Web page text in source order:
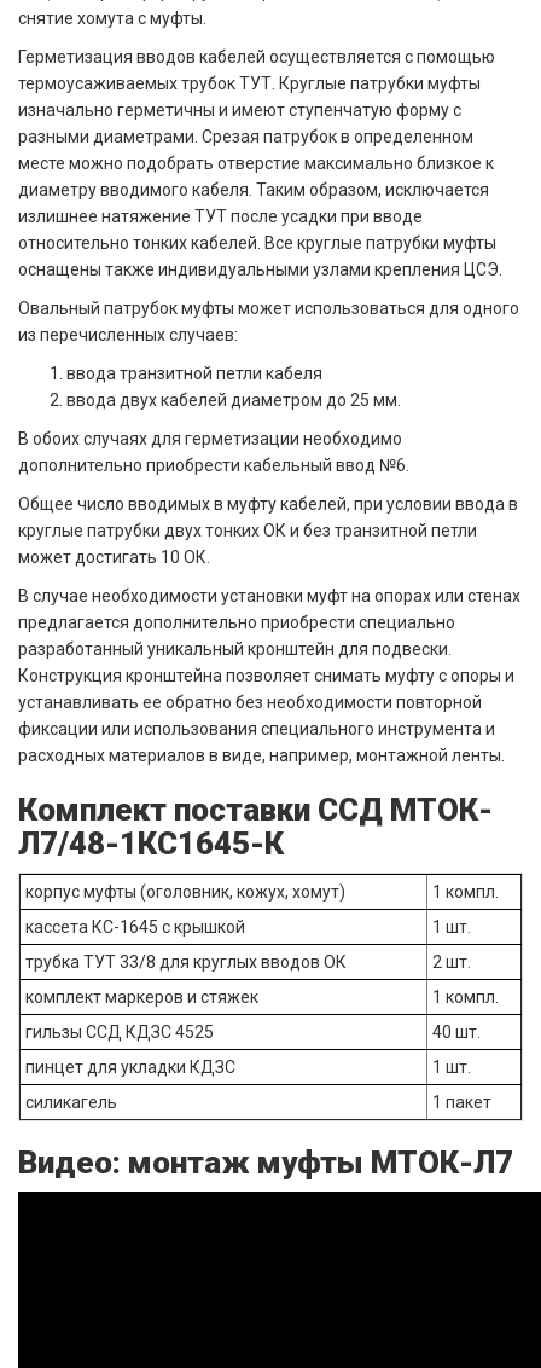
снятие хомута с муфты.
Герметизация вводов кабелей осуществляется с помощью
термоусаживаемых трубок ТУТ. Круглые патрубки муфты
изначально герметичны и имеют ступенчатую форму с
разными диаметрами. Срезая патрубок в определенном
месте можно подобрать отверстие максимально близкое к
диаметру вводимого кабеля. Таким образом, исключается
излишнее натяжение ТУТ после усадки при вводе
относительно тонких кабелей. Все круглые патрубки муфты
оснащены также индивидуальными узлами крепления ЦСЭ.
Овальный патрубок муфты может использоваться для одного
из перечисленных случаев:
ввода транзитной петли кабеля
ввода двух кабелей диаметром до 25 мм.
В обоих случаях для герметизации необходимо
дополнительно приобрести кабельный ввод №6.
Общее число вводимых в муфту кабелей, при условии ввода в
круглые патрубки двух тонких ОК и без транзитной петли
может достигать 10 ОК.
В случае необходимости установки муфт на опорах или стенах
предлагается дополнительно приобрести специально
разработанный уникальный кронштейн для подвески.
Конструкция кронштейна позволяет снимать муфту с опоры и
устанавливать ее обратно без необходимости повторной
фиксации или использования специального инструмента и
расходных материалов в виде, например, монтажной ленты.
Комплект поставки ССД МТОК-
Л7/48-1КС1645-К
корпус муфты (оголовник, кожух, хомут)
1 компл.
кассета КС-1645 с крышкой
1 шт.
трубка ТУТ 33/8 для круглых вводов ОК
2 шт.
комплект маркеров и стяжек
1 компл.
гильзы ССД КДЗС 4525
40 шт.
пинцет для укладки КДЗС
1 шт.
силикагель
1 пакет
Видео: монтаж муфты МТОК-Л7